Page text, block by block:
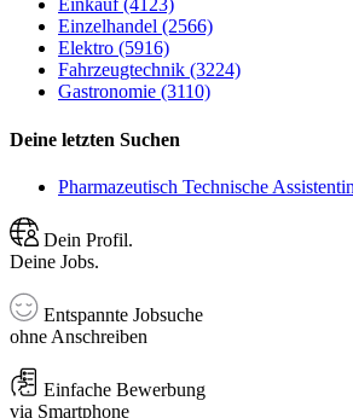
Einkauf (4123)
Einzelhandel (2566)
Elektro (5916)
Fahrzeugtechnik (3224)
Gastronomie (3110)
Deine letzten Suchen
Pharmazeutisch Technische
Dein Profil.
Deine Jobs.
Entspannte Jobsuche
ohne Anschreiben
Einfache Bewerbung
via Smartphone